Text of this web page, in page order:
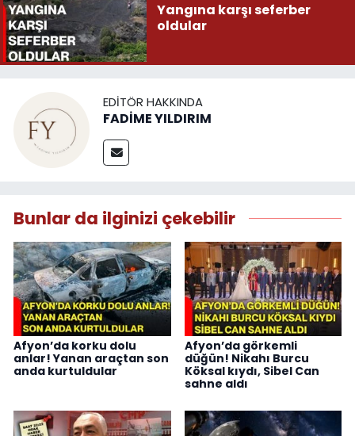
Yangına karşı seferber
oldular
EDITÖR HAKKINDA
FADİME YILDIRIM
Bunlar da ilginizi çekebilir
Afyon’da korku dolu
anlar! Yanan araçtan son
anda kurtuldular
Afyon’da görkemli
düğün! Nikahı Burcu
Köksal kıydı, Sibel Can
sahne aldı